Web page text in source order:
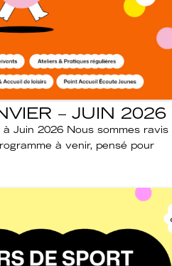
– JUIN 2026
Juin 2026 Nous sommes ravis
à venir, pensé pour